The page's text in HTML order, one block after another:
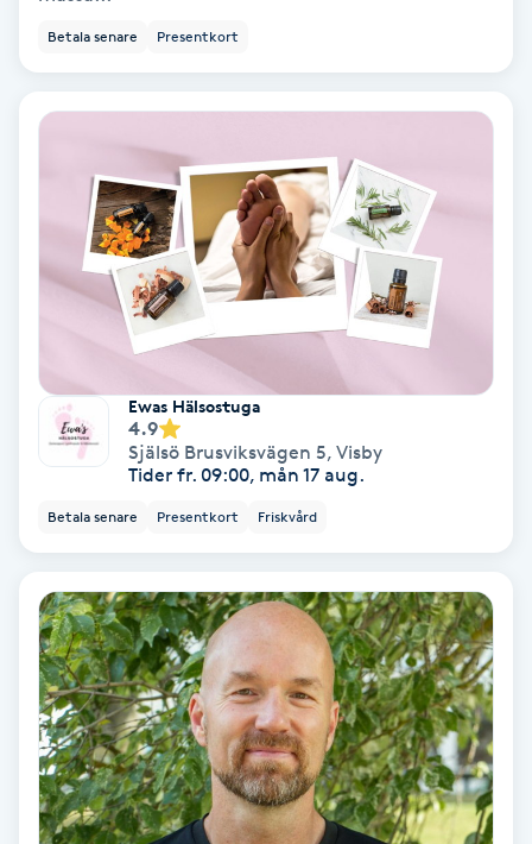
Cryoterapi
Damklippning
Dermapen
Diamantslipning
Enzympeeling
Extensions
Eyeliner-tatuering
Face framing
Faceliftmassage
Fet hårbotten
Betala senare Presentkort
Ewas Hälsostuga
4.9
Själsö Brusviksvägen 5, Visby
Tider fr. 09:00, mån 17 aug.
Betala senare Presentkort Friskvård